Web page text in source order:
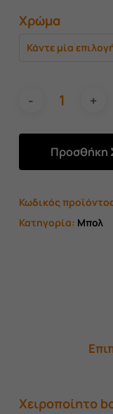
Χρώμα
Κάντε μία
Προσθήκη
Κωδικός
Κατηγορία: Μπολ
Χειροποίητο